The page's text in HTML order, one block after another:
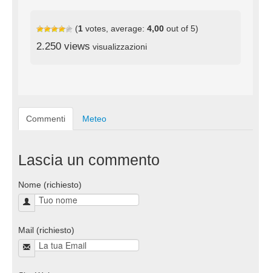
(1 votes, average: 4,00 out of 5)
2.250 views visualizzazioni
Commenti Meteo
Lascia un commento
Nome (richiesto)
Mail (richiesto)